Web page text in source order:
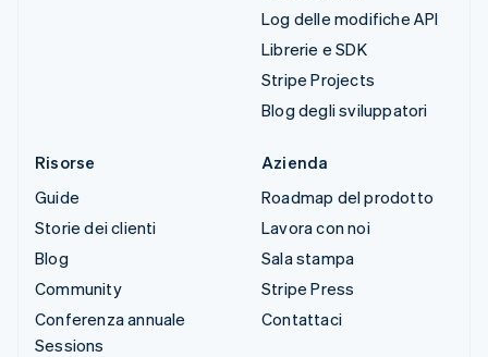
Log delle modifiche API
Librerie e SDK
Stripe Projects
Blog degli sviluppatori
Risorse
Guide
Storie dei clienti
Blog
Community
Conferenza annuale
Sessions
Azienda
Roadmap del prodotto
Lavora con noi
Sala stampa
Stripe Press
Contattaci